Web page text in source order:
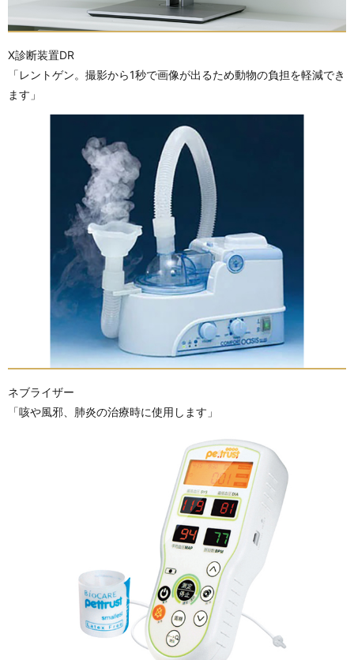
X診断装置DR
「レントゲン。撮影から1秒で画像が出るため動物の負担を軽減でき
ます」
ネブライザー
「咳や風邪、肺炎の治療時に使用します」